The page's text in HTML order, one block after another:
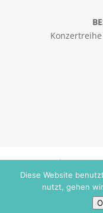
Datenschutz
Diese Website
nutzt, gehen